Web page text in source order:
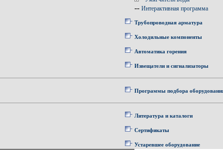
-- Интерактивная программа
Трубопроводная арматура
Холодильные компоненты
Автоматика горения
Извещатели и сигнализаторы
Программы подбора
Литература и каталоги
Сертификаты
Устаревшее оборудование